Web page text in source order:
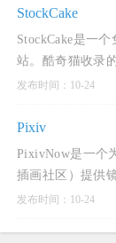
容，符合社会主
StockCake
StockCake是一
站。酷奇猫收录
内图片全部由AI
StockCake图库网
发布时间：10-24
Pixiv
PixivNow是一个
插画社区）提供
以在无需登录的
发布时间：10-24